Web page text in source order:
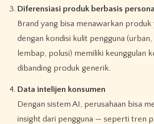
Diferensiasi produk berbasis
Brand yang bisa menawarkan produk
dengan kondisi kulit pengguna
lembap, polusi) memiliki keunggulan
dibanding produk generik.
Data intelijen konsumen
Dengan sistem AI, perusahaan bisa
insight dari pengguna — seperti tren